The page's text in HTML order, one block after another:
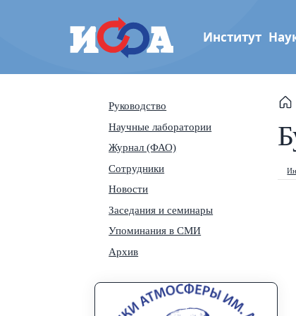
Институт физики
Институт
Руководство
Научные лаборатории
Журнал (ФАО)
Сотрудники
Новости
Заседания и семинары
Упоминания в СМИ
Архив